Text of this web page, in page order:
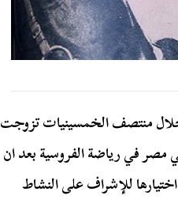
منار أبو هيف وخلال منتصف الخمسينيات تزوجت
مصر في رياضة الفروسية بعد ان
ضم 32 طالبة في سن 10 إلى 17 سنة وتم اختيارها للإشراف على النشاط